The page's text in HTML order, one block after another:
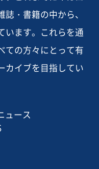
・書籍の中から、
います。これらを通
ての方々にとって有
カイブを目指してい
ュース